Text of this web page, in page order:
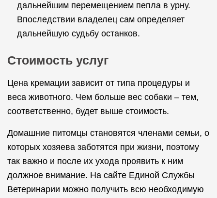
дальнейшим перемещением пепла в урну.
Впоследствии владелец сам определяет
дальнейшую судьбу останков.
Стоимость услуг
Цена кремации зависит от типа процедуры и
веса животного. Чем больше вес собаки – тем,
соответственно, будет выше стоимость.
Домашние питомцы становятся членами семьи, о
которых хозяева заботятся при жизни, поэтому
так важно и после их ухода проявить к ним
должное внимание. На сайте Единой Службы
Ветеринарии можно получить всю необходимую